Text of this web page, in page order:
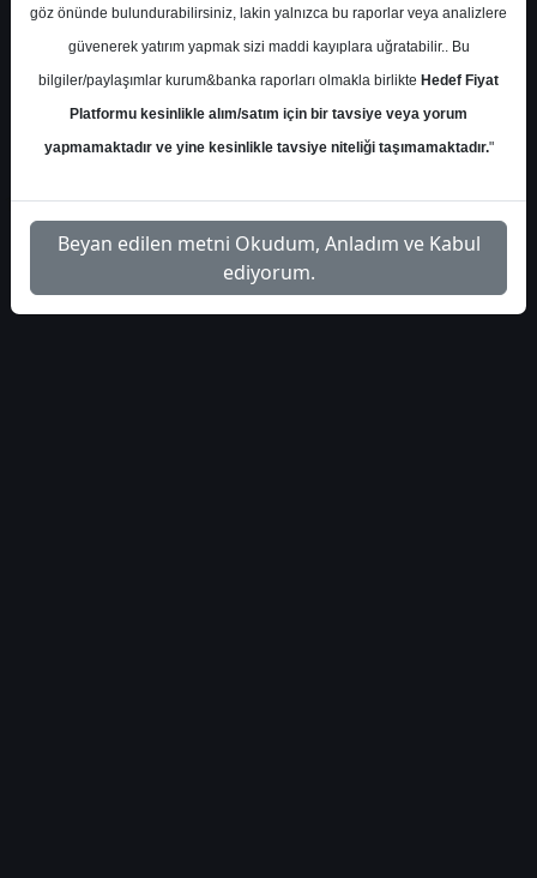
1
vakif-yatirim-thyao-hedef-
fiyat-2026
İlgili
Dosyayı İndir
1
göz önünde bulundurabilirsiniz, lakin yalnızca bu raporlar veya analizlere
güvenerek yatırım yapmak sizi maddi kayıplara uğratabilir.. Bu
bilgiler/paylaşımlar kurum&banka raporları olmakla birlikte Hedef Fiyat
Platformu kesinlikle alım/satım için bir tavsiye veya yorum
yapmamaktadır ve yine kesinlikle tavsiye niteliği taşımamaktadır."
Beyan edilen metni Okudum, Anladım ve Kabul
ediyorum.